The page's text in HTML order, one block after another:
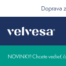
Doprava
NOVINKY! Chcete vedieť,